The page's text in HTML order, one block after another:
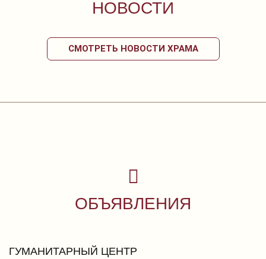
НОВОСТИ
СМОТРЕТЬ НОВОСТИ ХРАМА
ОБЪЯВЛЕНИЯ
ГУМАНИТАРНЫЙ ЦЕНТР